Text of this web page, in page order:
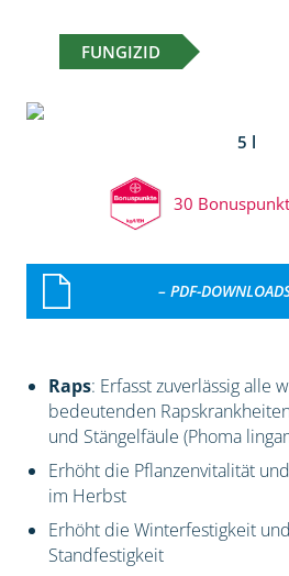
FUNGIZID
5 l
30
– PDF-
Raps: Erfasst zuverlässig alle
bedeutenden
und Stängelfäule (Phoma
Erhöht die Pflanzenvitalität
im Herbst
Erhöht die Winterfestigkeit
Standfestigkeit